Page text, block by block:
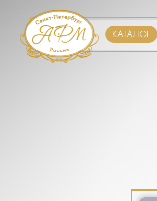
основному
содержанию
КАТАЛОГ